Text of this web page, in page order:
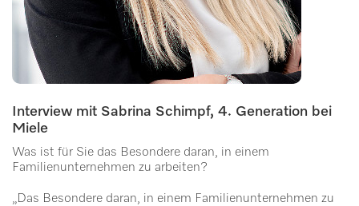
Interview mit Sabrina Schimpf, 4. Generation bei
Miele
Was ist für Sie das Besondere daran, in einem
Familienunternehmen zu arbeiten?
„Das Besondere daran, in einem Familienunternehmen zu